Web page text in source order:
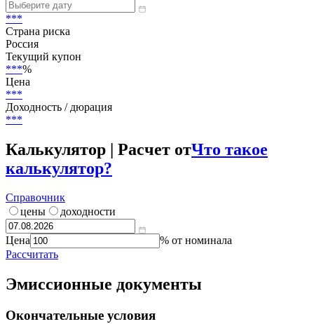
***
Страна риска
Россия
Текущий купон
***%
Цена
***
Доходность / дюрация
***
Калькулятор | Расчет отЧто такое
калькулятор?
Справочник
цены
доходности
Цена
% от номинала
Рассчитать
Эмиссионные документы
Окончательные условия